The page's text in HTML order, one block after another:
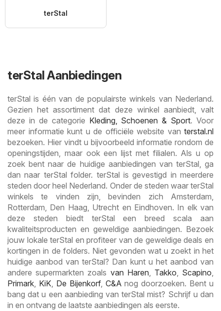
terStal
terStal Aanbiedingen
terStal is één van de populairste winkels van Nederland.
Gezien het assortiment dat deze winkel aanbiedt, valt
deze in de categorie Kleding, Schoenen & Sport. Voor
meer informatie kunt u de officiële website van terstal.nl
bezoeken. Hier vindt u bijvoorbeeld informatie rondom de
openingstijden, maar ook een lijst met filialen. Als u op
zoek bent naar de huidige aanbiedingen van terStal, ga
dan naar terStal folder. terStal is gevestigd in meerdere
steden door heel Nederland. Onder de steden waar terStal
winkels te vinden zijn, bevinden zich Amsterdam,
Rotterdam, Den Haag, Utrecht en Eindhoven. In elk van
deze steden biedt terStal een breed scala aan
kwaliteitsproducten en geweldige aanbiedingen. Bezoek
jouw lokale terStal en profiteer van de geweldige deals en
kortingen in de folders. Niet gevonden wat u zoekt in het
huidige aanbod van terStal? Dan kunt u het aanbod van
andere supermarkten zoals van Haren, Takko, Scapino,
Primark, KiK, De Bijenkorf, C&A nog doorzoeken. Bent u
bang dat u een aanbieding van terStal mist? Schrijf u dan
in en ontvang de laatste aanbiedingen als eerste.